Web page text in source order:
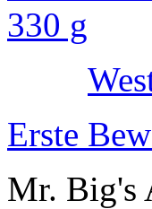
Erste
Mr. Big's